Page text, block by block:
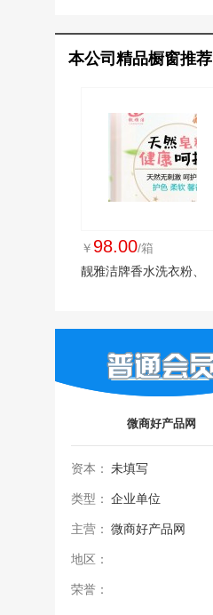
本公司精品橱窗推荐
￥ 98.00/箱
靓雅洁牌香水洗衣粉、
微商好产品网
资本： 未填写
类型： 企业单位
主营： 微商好产品网
地区：
荣誉：